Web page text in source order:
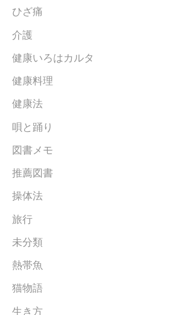
ひざ痛
介護
健康いろはカルタ
健康料理
健康法
唄と踊り
図書メモ
推薦図書
操体法
旅行
未分類
熱帯魚
猫物語
生き方